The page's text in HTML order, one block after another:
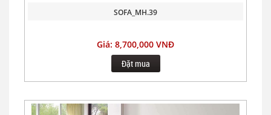
SOFA_MH.39
Giá: 8,700,000 VNĐ
Đặt mua